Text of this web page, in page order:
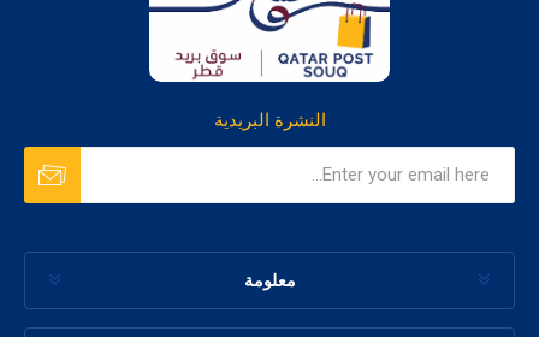
النشرة البريدية
معلومة